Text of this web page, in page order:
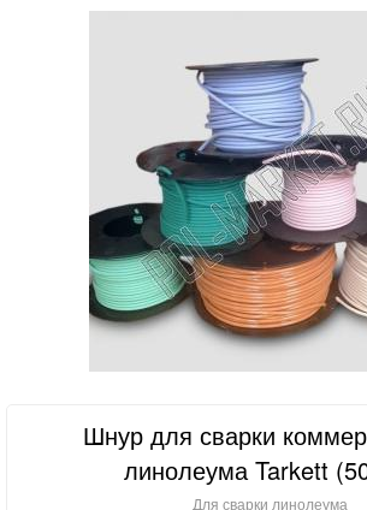
Шнур для сварки
линолеума Tarkett
Для сварки линолеума